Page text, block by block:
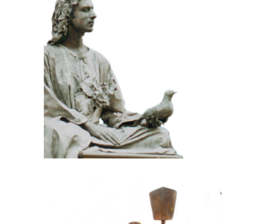
KLASSIEK
100 Meditatief Beeld